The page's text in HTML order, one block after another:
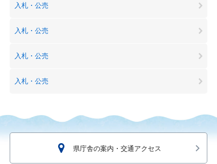
入札・公売
入札・公売
入札・公売
入札・公売
県庁舎の案内・交通アクセス